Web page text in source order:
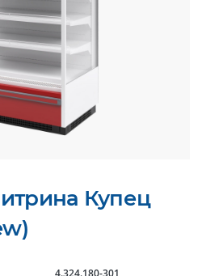
Купец
4.324.180-301